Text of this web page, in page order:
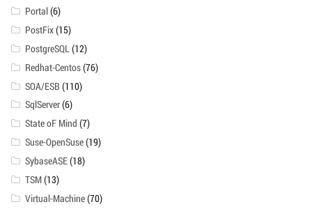
Portal(6)
PostFix(15)
PostgreSQL(12)
Redhat-Centos(76)
SOA/ESB (110)
SqlServer(6)
State oF Mind (7)
Suse-OpenSuse(19)
SybaseASE(18)
TSM(13)
Virtual-Machine(70)